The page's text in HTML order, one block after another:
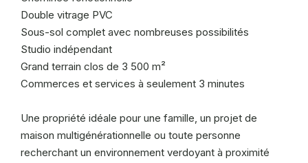
Double vitrage PVC
Sous-sol complet avec nombreuses possibilités
Studio indépendant
Grand terrain clos de 3 500 m²
Commerces et services à seulement 3 minutes
Une propriété idéale pour une famille, un projet de
maison multigénérationnelle ou toute personne
recherchant un environnement verdoyant à proximité